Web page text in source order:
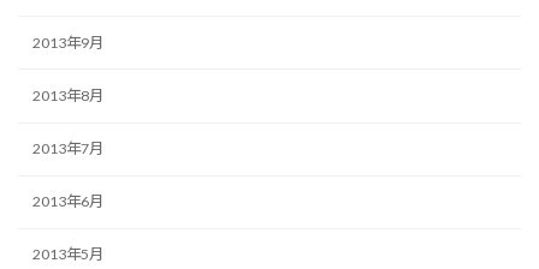
2013年9月
2013年8月
2013年7月
2013年6月
2013年5月